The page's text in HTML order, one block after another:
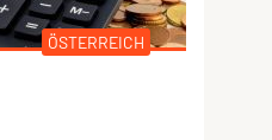
ÖSTERREICH